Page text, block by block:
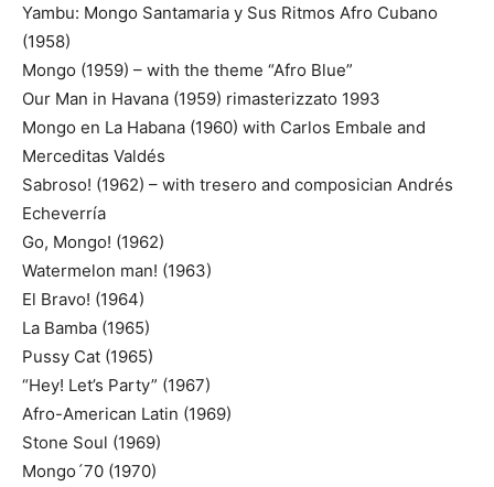
Yambu: Mongo Santamaria y Sus Ritmos Afro Cubano
(1958)
Mongo (1959) – with the theme “Afro Blue”
Our Man in Havana (1959) rimasterizzato 1993
Mongo en La Habana (1960) with Carlos Embale and
Merceditas Valdés
Sabroso! (1962) – with tresero and composician Andrés
Echeverría
Go, Mongo! (1962)
Watermelon man! (1963)
El Bravo! (1964)
La Bamba (1965)
Pussy Cat (1965)
“Hey! Let’s Party” (1967)
Afro-American Latin (1969)
Stone Soul (1969)
Mongo´70 (1970)